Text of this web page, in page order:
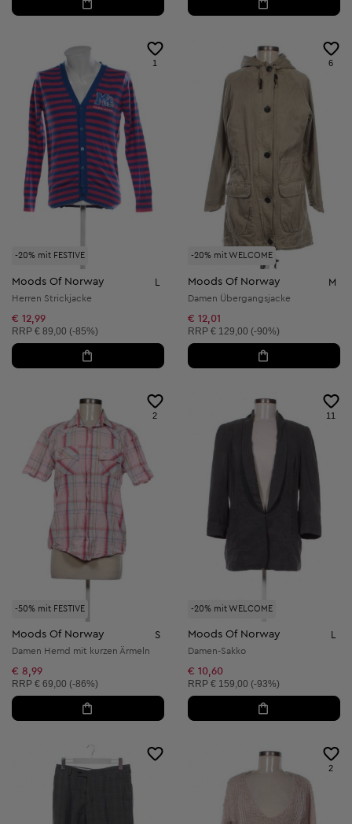
-20% mit FESTIVE
1
Moods Of Norway
Herren Strickjacke
€ 12,99
Unverbindliche Preisempfehlung:
RRP € 89,00 (-85%)
-20% mit WELCOME
6
Moods Of Norway M
Damen Übergangsjacke
€ 12,01
Unverbindliche Preisempfehlung:
RRP € 129,00 (-90%)
-50% mit FESTIVE
2
Moods Of Norway S
Damen Hemd mit kurzen Ärmeln
€ 8,99
Unverbindliche Preisempfehlung:
RRP € 69,00 (-86%)
-20% mit WELCOME
11
Moods Of Norway
Damen-Sakko
€ 10,60
Unverbindliche Preisempfehlung:
RRP € 159,00 (-93%)
2